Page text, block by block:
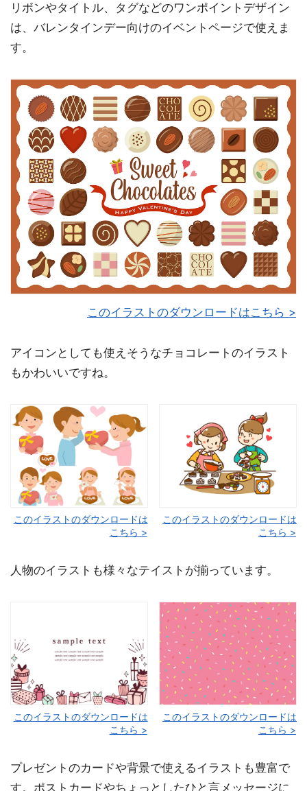
リボンやタイトル、タグなどのワンポイントデザイン
は、バレンタインデー向けのイベントページで使えま
す。
このイラストのダウンロードはこちら >
アイコンとしても使えそうなチョコレートのイラスト
もかわいいですね。
このイラストのダウンロードは
こちら >
このイラストのダウンロードは
こちら >
人物のイラストも様々なテイストが揃っています。
このイラストのダウンロードは
こちら >
このイラストのダウンロードは
こちら >
プレゼントのカードや背景で使えるイラストも豊富で
す。ポストカードやちょっとしたひと言メッセージに